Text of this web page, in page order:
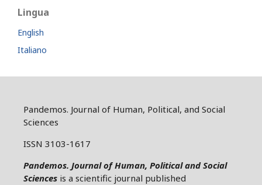
Lingua
English
Italiano
Pandemos. Journal of Human, Political, and Social
Sciences
ISSN 3103-1617
Pandemos. Journal of Human, Political and Social
Sciences is a scientific journal published